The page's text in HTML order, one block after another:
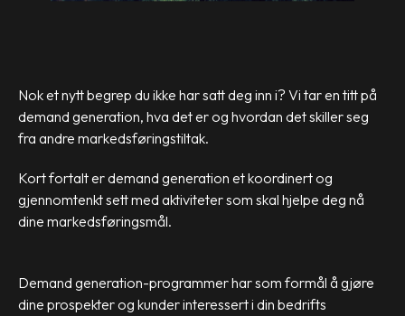
Nok et nytt begrep du ikke har satt deg inn i? Vi tar en titt på
demand generation, hva det er og hvordan det skiller seg
fra andre markedsføringstiltak.
Kort fortalt er demand generation et koordinert og
gjennomtenkt sett med aktiviteter som skal hjelpe deg nå
dine markedsføringsmål.
Demand generation-programmer har som formål å gjøre
dine prospekter og kunder interessert i din bedrifts